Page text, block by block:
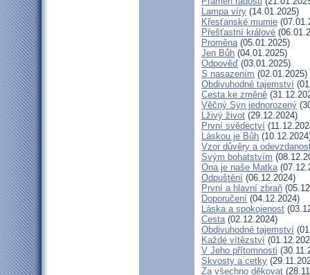
Lampa víry (14.01.2025)
Křesťanské mumie
Přešťastní králové
Proměna(05.01.2025)
Jen Bůh (04.01.2025)
Odpověď (03.01.2025)
S nasazením (02.01.2025)
Obdivuhodné tajemství
Cesta ke změně
Věčný Syn jednorozený
Lživý život (29.12.2024)
První svědectví
Láskou je Bůh
Vzor důvěry a
Svým bohatstvím
Ona je naše Matka
Odpuštění (06.12.2024)
První a hlavní zbraň
Doporučení (04.12.2024)
Láska a spokojenost
Cesta(02.12.2024)
Obdivuhodné tajemství
Každé vítězství
V Jeho přítomnosti
Skvosty a cetky
Za všechno děkovat